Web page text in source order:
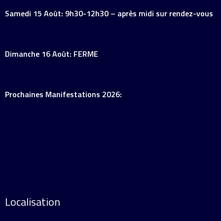
Samedi 15 Août: 9h30-12h30 – après midi sur rendez-vous
Dimanche 16 Août: FERME
Prochaines Manifestations 2026:
Localisation